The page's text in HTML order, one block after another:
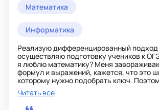
Математика
Информатика
Реализую дифференцированный подход
осуществляю подготовку учеников к
я люблю математику? Меня
формул и выражений, кажется, что это
которому нужно подобрать ключ.
это ключ к тайнам Вселенной. Помогу с
математикой: комбинаторика,
геометрия, матанализ
Читать все